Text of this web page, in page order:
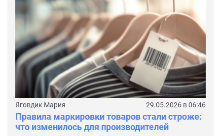
Яговдик Мария 29.05.2026 в 06:46
Правила маркировки товаров стали строже:
что изменилось для производителей